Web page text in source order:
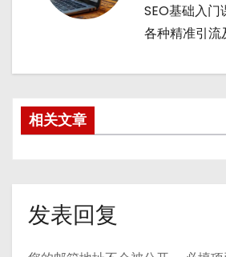
SEO基础入
各种精准引流
相关文章
发表回复